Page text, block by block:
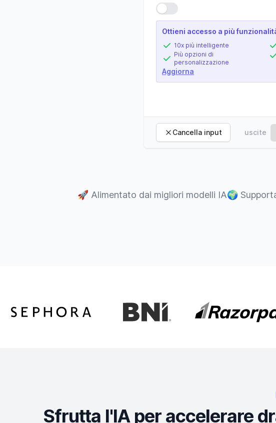
Usa impostazione
Ottieni accesso a più
10x più intelligente
Più opzioni di
personalizzazione
Aggiorna
Cancella input uscite
🚀 Alimentato dai migliori modelli IA🌍
Sfrutta l'IA per accelerare